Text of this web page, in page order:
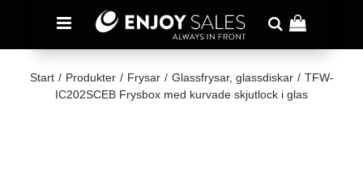
Start / Produkter / Frysar / Glassfrysar, glassdiskar / TFW-
IC202SCEB Frysbox med kurvade skjutlock i glas